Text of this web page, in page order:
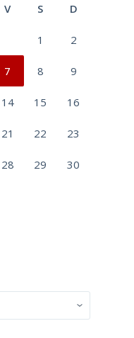
V S D
1 2
7 8 9
14 15 16
21 22 23
28 29 30